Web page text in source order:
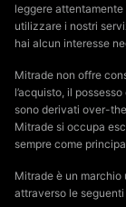
leggere
utilizzare i nostri
hai alcun interesse
Mitrade non offre
l’acquisto, il
sono derivati over-
Mitrade si occupa
sempre come
Mitrade è un
attraverso le